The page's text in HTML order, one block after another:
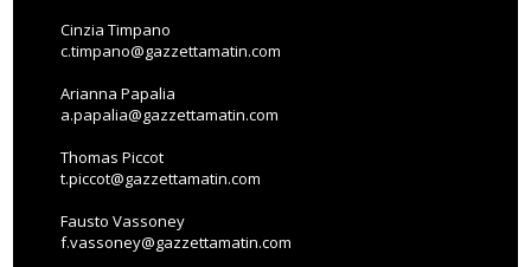
Cinzia Timpano
c.timpano@gazzettamatin.com
Arianna Papalia
a.papalia@gazzettamatin.com
Thomas Piccot
t.piccot@gazzettamatin.com
Fausto Vassoney
f.vassoney@gazzettamatin.com